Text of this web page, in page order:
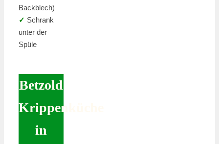
Backblech)
✓ Schrank
unter der
Spüle
Betzold
Krippenküche
in